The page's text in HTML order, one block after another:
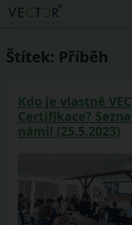
Štítek: Příběh
Kdo je vlastně
Certifikace?
námi! (25.5.2023)